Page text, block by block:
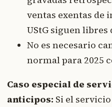
ventas exentas de
UStG siguen libres
No es necesario
normal para 2025
Caso especial de
anticipos: Si el